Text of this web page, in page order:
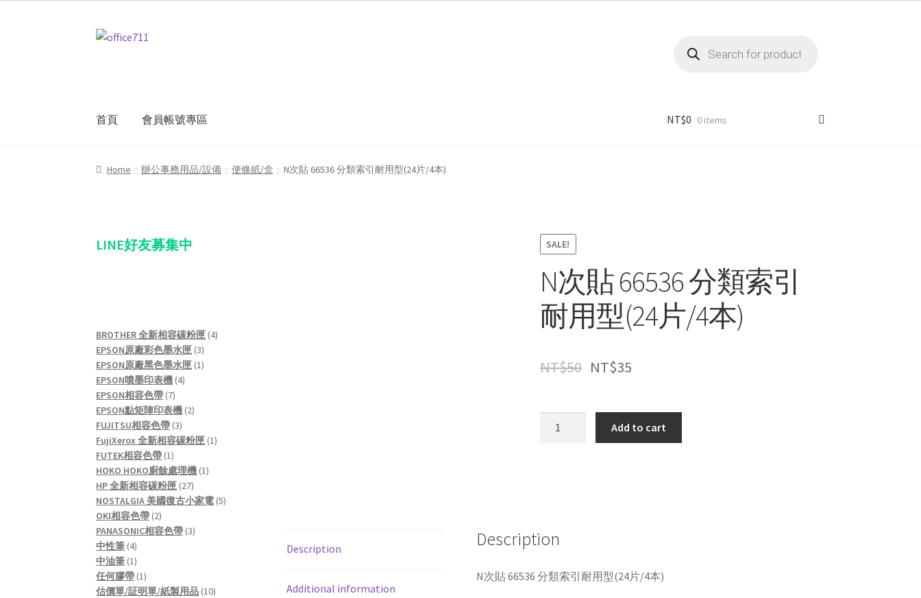
Skip
Skip
search
首頁 會員帳號專區
Home 我的帳號結帳聯絡我們 購物車 關於我們防詐騙聲明
NT$0 0 items
Home 辦公事務用品/設備 便條紙/盒 N次貼 66536 分類索引耐用型(24片/4本)
SALE!
N次貼 66536 分類索引
耐用型(24片/4本)
NT$50 NT$35
引
用
Add to cart
Description
Additional information
Description
N次貼 66536 分類索引耐用型(24片/4本)
LINE好友募集中
BROTHER 全新相容碳粉匣 44
EPSON原廠彩色墨水匣 33
products
EPSON原廠黑色墨水匣 11
EPSON噴墨印表機 44
EPSON相容色帶 77
products
EPSON點矩陣印表機 22
FUJITSU相容色帶 33
products
FujiXerox 全新相容碳粉匣 11
FUTEK相容色帶 11
product
HOKO HOKO廚餘處理機 11
HP 全新相容碳粉匣 2727
products
NOSTALGIA 美國復古小家電 55
OKI相容色帶 22
products
PANASONIC相容色帶 33
中性筆 44
products
中油筆 11
product
任何膠帶 11
product
估價單/証明單/紙製用品 1010